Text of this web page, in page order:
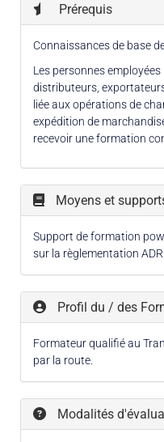
Prérequis
Connaissances de base
Les personnes
distributeurs,
liée aux opérations de
expédition de
recevoir une formation
Moyens et
Support de formation
sur la règlementation ADR
Profil du / des
Formateur qualifié au
par la route.
Modalités